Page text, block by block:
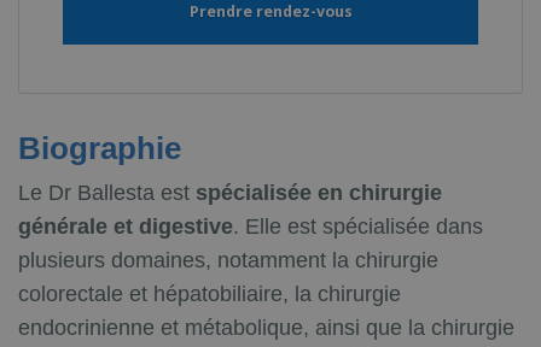
Prendre rendez-vous
Biographie
Le Dr Ballesta est spécialisée en chirurgie
générale et digestive. Elle est spécialisée dans
plusieurs domaines, notamment la chirurgie
colorectale et hépatobiliaire, la chirurgie
endocrinienne et métabolique, ainsi que la chirurgie